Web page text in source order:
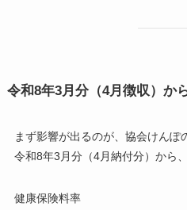
令和8年3月分（4月徴収）か
まず影響が出るのが、協会けんぽ
令和8年3月分（4月納付分）から
健康保険料率